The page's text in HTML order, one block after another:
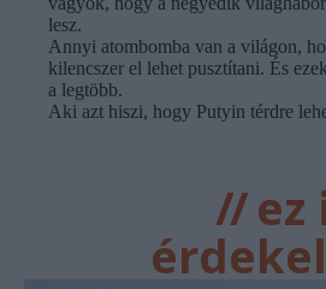
//ez